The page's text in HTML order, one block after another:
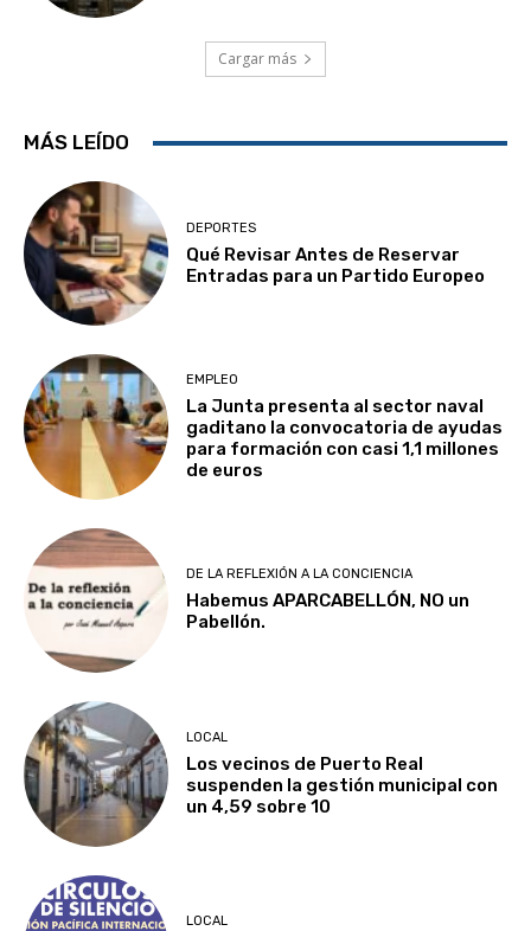
Cargar más
MÁS LEÍDO
DEPORTES
Qué Revisar Antes de Reservar
Entradas para un Partido Europeo
EMPLEO
La Junta presenta al sector naval
gaditano la convocatoria de ayudas
para formación con casi 1,1 millones
de euros
DE LA REFLEXIÓN A LA CONCIENCIA
Habemus APARCABELLÓN, NO un
Pabellón.
LOCAL
Los vecinos de Puerto Real
suspenden la gestión municipal con
un 4,59 sobre 10
LOCAL